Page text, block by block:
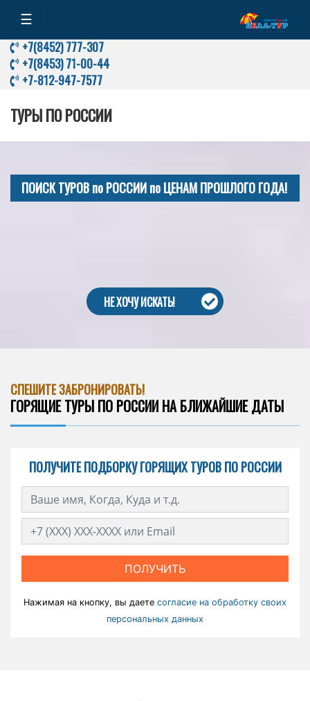
☰
+7(8452) 777-307
+7(8453) 71-00-44
+7-812-947-7577
ТУРЫ ПО РОССИИ
ПОИСК ТУРОВ по РОССИИ по ЦЕНАМ ПРОШЛОГО ГОДА!
НЕ ХОЧУ ИСКАТЬ!
СПЕШИТЕ ЗАБРОНИРОВАТЬ!
ГОРЯЩИЕ ТУРЫ ПО РОССИИ НА БЛИЖАЙШИЕ ДАТЫ
ПОЛУЧИТЕ ПОДБОРКУ ГОРЯЩИХ ТУРОВ ПО РОССИИ
ПОЛУЧИТЬ
Нажимая на кнопку, вы даете согласие на обработку своих
персональных данных